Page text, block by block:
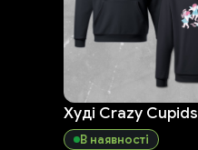
Худі Crazy Cupids
В наявності